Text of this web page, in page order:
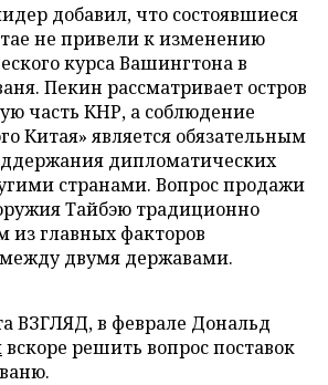
добавил, что состоявшиеся
не привели к изменению
курса Вашингтона в
Пекин рассматривает остров
часть КНР, а соблюдение
Китая» является обязательным
дипломатических
странами. Вопрос продажи
Тайбэю традиционно
из главных факторов
двумя державами.
ВЗГЛЯД, в феврале Дональд
вскоре решить вопрос поставок